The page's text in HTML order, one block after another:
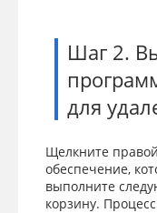
Шаг 2.
для
Щелкните
обеспечение,
выполните
корзину.